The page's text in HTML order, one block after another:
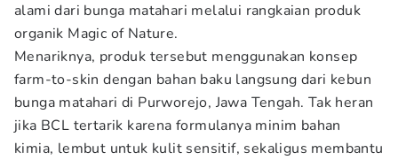
alami dari bunga matahari melalui rangkaian produk
organik Magic of Nature.
Menariknya, produk tersebut menggunakan konsep
farm-to-skin dengan bahan baku langsung dari kebun
bunga matahari di Purworejo, Jawa Tengah. Tak heran
jika BCL tertarik karena formulanya minim bahan
kimia, lembut untuk kulit sensitif, sekaligus membantu